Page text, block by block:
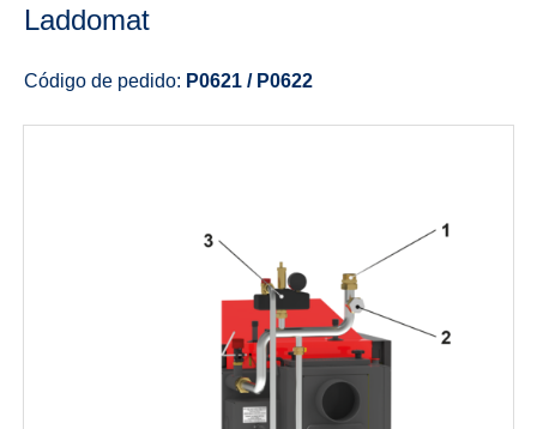
Laddomat
Código de pedido: P0621 / P0622